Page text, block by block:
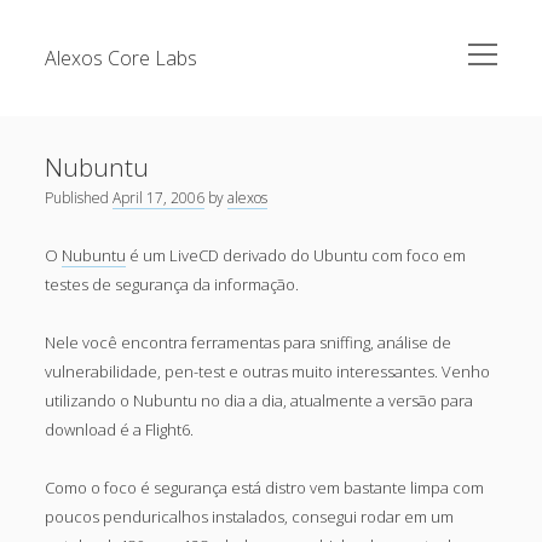
Alexos Core Labs
open
menu
Cursos
Github
Linkedin
Nullbyte Security Conference
Publicações
Security Advisories
Tools
Recent Posts
Tecsec Podcast #114 – A HISTÓRIA DA NULLBYTE
Mitigando tráfego malicioso originado da rede TOR
[Capacite] Linux – Comandos Básicos 2
[Capacite] Linux – Conceitos Básicos
Nubuntu
PublishedApril 17, 2006 byalexos
O Nubuntu é um LiveCD derivado do Ubuntu com foco em
testes de segurança da informação.
Nele você encontra ferramentas para sniffing, análise de
vulnerabilidade, pen-test e outras muito interessantes. Venho
utilizando o Nubuntu no dia a dia, atualmente a versão para
download é a Flight6.
Como o foco é segurança está distro vem bastante limpa com
poucos penduricalhos instalados, consegui rodar em um